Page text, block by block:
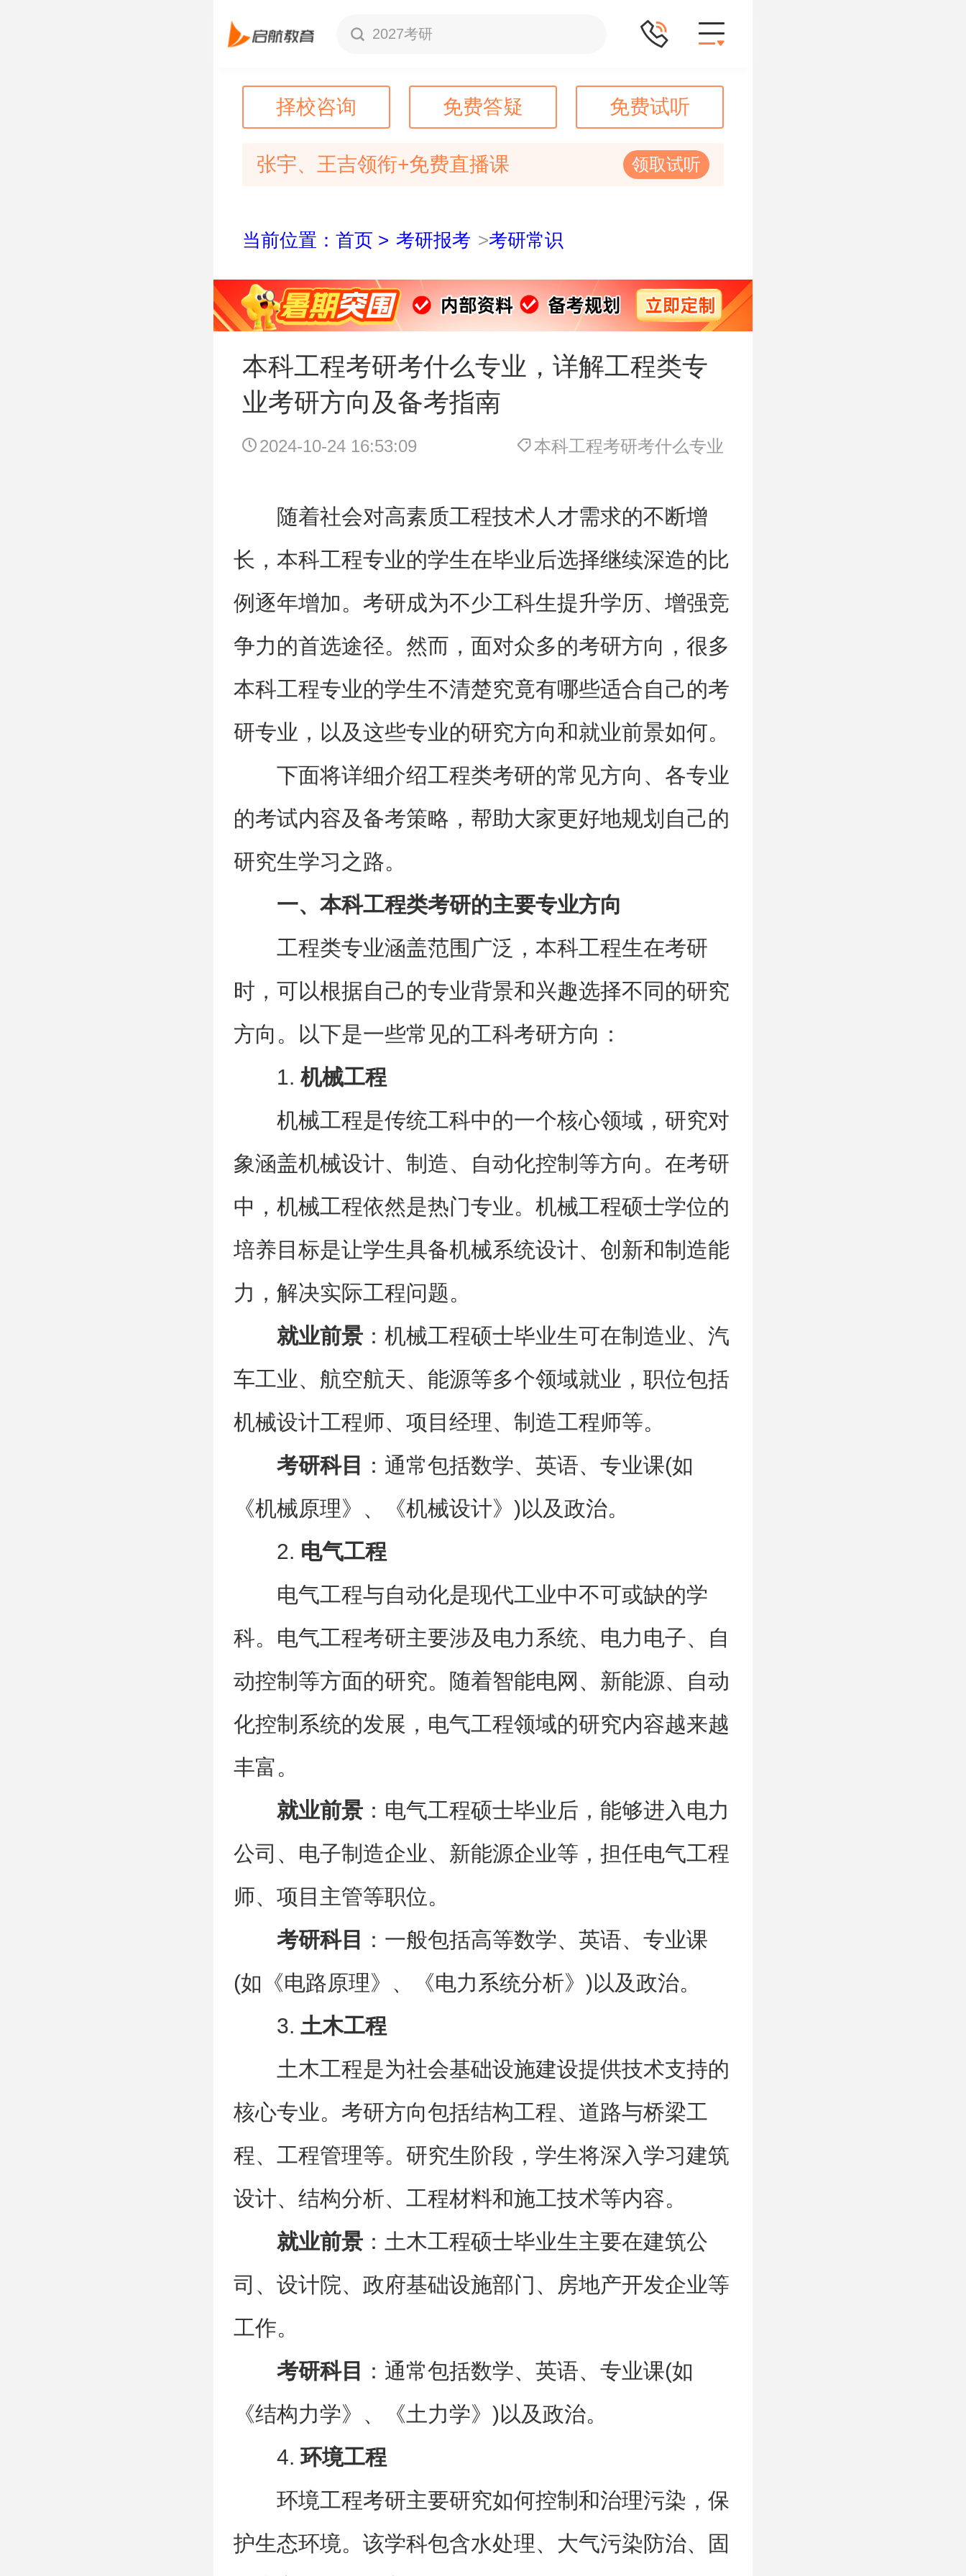
2027考研
择校咨询 免费答疑 免费试听
张宇、王吉领衔+免费直播课 领取试听
当前位置：首页 > 考研报考 >考研常识
本科工程考研考什么专业，详解工程类专
业考研方向及备考指南
2024-10-24 16:53:09 本科工程考研考什么专业
随着社会对高素质工程技术人才需求的不断增
长，本科工程专业的学生在毕业后选择继续深造的比
例逐年增加。考研成为不少工科生提升学历、增强竞
争力的首选途径。然而，面对众多的考研方向，很多
本科工程专业的学生不清楚究竟有哪些适合自己的考
研专业，以及这些专业的研究方向和就业前景如何。
下面将详细介绍工程类考研的常见方向、各专业
的考试内容及备考策略，帮助大家更好地规划自己的
研究生学习之路。
一、本科工程类考研的主要专业方向
工程类专业涵盖范围广泛，本科工程生在考研
时，可以根据自己的专业背景和兴趣选择不同的研究
方向。以下是一些常见的工科考研方向：
1. 机械工程
机械工程是传统工科中的一个核心领域，研究对
象涵盖机械设计、制造、自动化控制等方向。在考研
中，机械工程依然是热门专业。机械工程硕士学位的
培养目标是让学生具备机械系统设计、创新和制造能
力，解决实际工程问题。
就业前景 ：机械工程硕士毕业生可在制造业、汽
车工业、航空航天、能源等多个领域就业，职位包括
机械设计工程师、项目经理、制造工程师等。
考研科目
：通常包括数学、英语、专业课(如
《机械原理》、《机械设计》)以及政治。
2. 电气工程
电气工程与自动化是现代工业中不可或缺的学
科。电气工程考研主要涉及电力系统、电力电子、自
动控制等方面的研究。随着智能电网、新能源、自动
化控制系统的发展，电气工程领域的研究内容越来越
丰富。
就业前景 ：电气工程硕士毕业后，能够进入电力
公司、电子制造企业、新能源企业等，担任电气工程
师、项目主管等职位。
考研科目
：一般包括高等数学、英语、专业课
(如《电路原理》、《电力系统分析》)以及政治。
3. 土木工程
土木工程是为社会基础设施建设提供技术支持的
核心专业。考研方向包括结构工程、道路与桥梁工
程、工程管理等。研究生阶段，学生将深入学习建筑
设计、结构分析、工程材料和施工技术等内容。
就业前景 ：土木工程硕士毕业生主要在建筑公
司、设计院、政府基础设施部门、房地产开发企业等
工作。
考研科目
：通常包括数学、英语、专业课(如
《结构力学》、《土力学》)以及政治。
4.环境工程
环境工程考研主要研究如何控制和治理污染，保
护生态环境。该学科包含水处理、大气污染防治、固